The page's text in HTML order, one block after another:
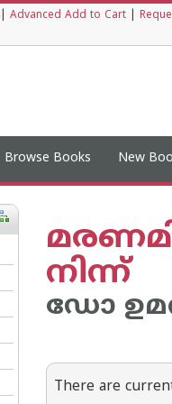
Advanced Add to Cart
Browse Books New
നിന്ന്
ഡോ
There are